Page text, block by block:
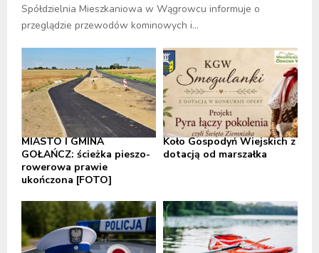
Spółdzielnia Mieszkaniowa w Wągrowcu informuje o
przeglądzie przewodów kominowych i...
MIASTO I GMINA
GOŁAŃCZ: ścieżka pieszo-
rowerowa prawie
ukończona [FOTO]
Koło Gospodyń Wiejskich z
dotacją od marszałka